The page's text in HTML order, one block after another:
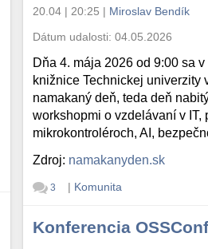
20.04 | 20:25 | Miroslav Bendík
Dátum udalosti:04.05.2026
Dňa 4. mája 2026 od 9:00 sa
knižnice Technickej univerzity
namakaný deň, teda deň
workshopmi o vzdelávaní v IT,
mikrokontroléroch, AI,
Zdroj: namakanyden.sk
3 | Komunita
Konferencia